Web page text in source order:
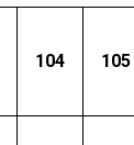
104 105